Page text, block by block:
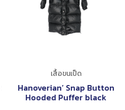
เสื้อขนเป็ด
Hanoverian’ Snap Button
Hooded Puffer black